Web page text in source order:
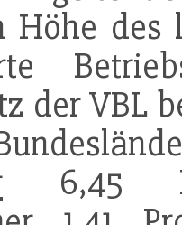
Höhe
der VBL
6,45